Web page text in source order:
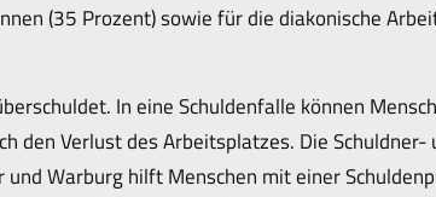
(35 Prozent) sowie für die diakonische
In eine Schuldenfalle können
den Verlust des Arbeitsplatzes. Die
Warburg hilft Menschen mit einer